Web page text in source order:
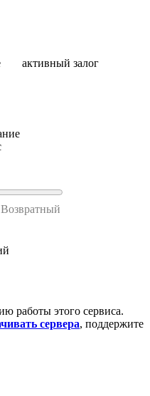
активный залог
работы этого сервиса.
сервера, поддержите